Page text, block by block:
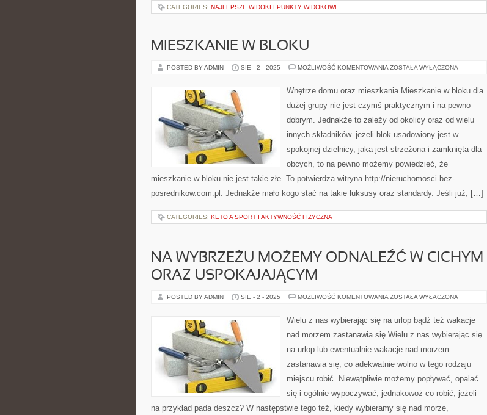
CATEGORIES: NAJLEPSZE WIDOKI I PUNKTY WIDOKOWE
MIESZKANIE W BLOKU
POSTED BY ADMIN SIE - 2 - 2025 MOŻLIWOŚĆ KOMENTOWANIA MIESZKANIE
ZOSTAŁA WYŁĄCZONA
Wnętrze domu oraz mieszkania Mieszkanie w bloku dla
dużej grupy nie jest czymś praktycznym i na pewno
dobrym. Jednakże to zależy od okolicy oraz od wielu
innych składników. jeżeli blok usadowiony jest w
spokojnej dzielnicy, jaka jest strzeżona i zamknięta dla
obcych, to na pewno możemy powiedzieć, że
mieszkanie w bloku nie jest takie złe. To potwierdza witryna http://nieruchomosci-bez-
posrednikow.com.pl. Jednakże mało kogo stać na takie luksusy oraz standardy. Jeśli już, […]
CATEGORIES: KETO A SPORT I AKTYWNOŚĆ FIZYCZNA
NA WYBRZEŻU MOŻEMY ODNALEŹĆ W CICHYM
ORAZ USPOKAJAJĄCYM
POSTED BY ADMIN SIE - 2 - 2025 MOŻLIWOŚĆ KOMENTOWANIA NA
ODNALEŹĆ
W
ORAZ
ZOSTAŁA WYŁĄCZONA
Wielu z nas wybierając się na urlop bądź też wakacje
nad morzem zastanawia się Wielu z nas wybierając się
na urlop lub ewentualnie wakacje nad morzem
zastanawia się, co adekwatnie wolno w tego rodzaju
miejscu robić. Niewątpliwie możemy popływać, opalać
się i ogólnie wypoczywać, jednakowoż co robić, jeżeli
na przykład pada deszcz? W następstwie tego też, kiedy wybieramy się nad morze,